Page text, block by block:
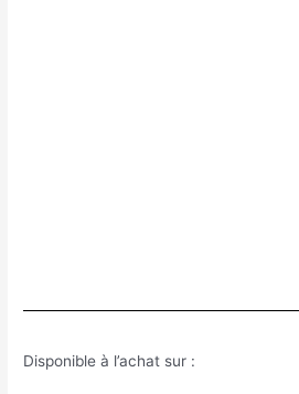
Disponible à l’achat sur :